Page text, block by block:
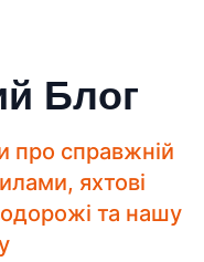
Блог
про справжній
яхтові
та нашу